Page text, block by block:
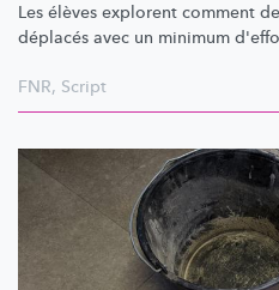
Les élèves explorent comment
déplacés avec un minimum
FNR, Script